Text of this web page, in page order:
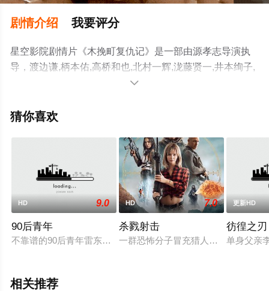
剧情介绍 我要评分
星空影院剧情片《木挽町复仇记》是一部由源孝志导演执
导，渡边谦,柄本佑,高桥和也,北村一辉,泷藤贤一,井本绚子,
石桥莲司,野村周平,濑户康史,泽口靖子,正名仆蔵,山口马木
机免费观看高清未删减完整版电影大全就上星空影视，更
。

猜你喜欢
HD 9.0
90后青年
不靠谱的90后青年雷东生醉驾撞死了靳帅的父母后逃逸。靳帅
HD 7.0
杀戮射击
一群恐怖分子冒充猎人，正在寻找在
更新HD
彷徨之刃
单身父亲
相关推荐